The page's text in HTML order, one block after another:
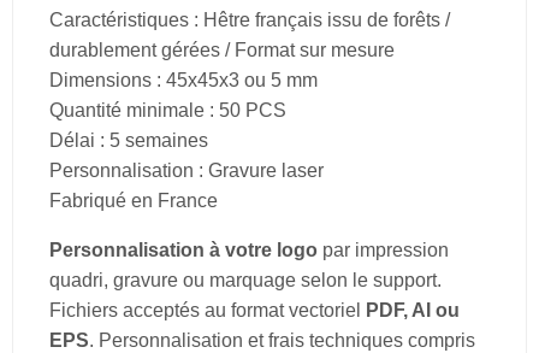
Caractéristiques : Hêtre français issu de forêts /
durablement gérées / Format sur mesure
Dimensions : 45x45x3 ou 5 mm
Quantité minimale : 50 PCS
Délai : 5 semaines
Personnalisation : Gravure laser
Fabriqué en France
Personnalisation à votre logo par impression
quadri, gravure ou marquage selon le support.
Fichiers acceptés au format vectoriel
PDF, AI ou
EPS. Personnalisation et frais techniques compris